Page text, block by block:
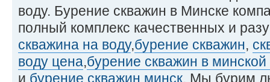
воду. Бурение скважин в Минске
полный комплекс качественных и
скважина на воду,бурение скважин,
воду цена,бурение скважин в минской
и бурение скважин минск. Мы бурим